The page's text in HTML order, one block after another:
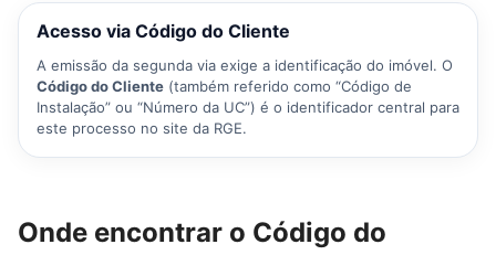
Acesso via Código do Cliente
A emissão da segunda via exige a identificação do imóvel. O
Código do Cliente (também referido como “Código de
Instalação” ou “Número da UC”) é o identificador central para
este processo no site da RGE.
Onde encontrar o Código do